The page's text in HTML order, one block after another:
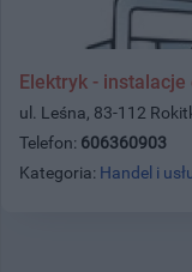
Elektryk -
ul. Leśna, 83-112
Telefon: 606360903
Kategoria: Handel i